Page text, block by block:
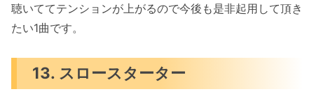
聴いててテンションが上がるので今後も是非起用して頂き
たい1曲です。
13. スロースターター